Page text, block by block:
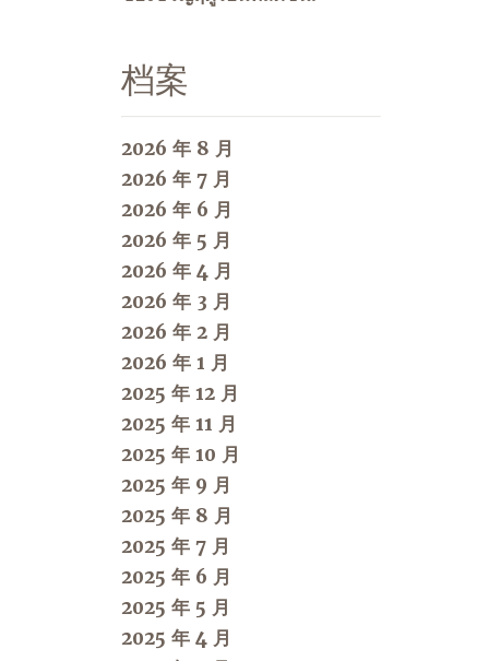
档案
2026 年 8 月
2026 年 7 月
2026 年 6 月
2026 年 5 月
2026 年 4 月
2026 年 3 月
2026 年 2 月
2026 年 1 月
2025 年 12 月
2025 年 11 月
2025 年 10 月
2025 年 9 月
2025 年 8 月
2025 年 7 月
2025 年 6 月
2025 年 5 月
2025 年 4 月